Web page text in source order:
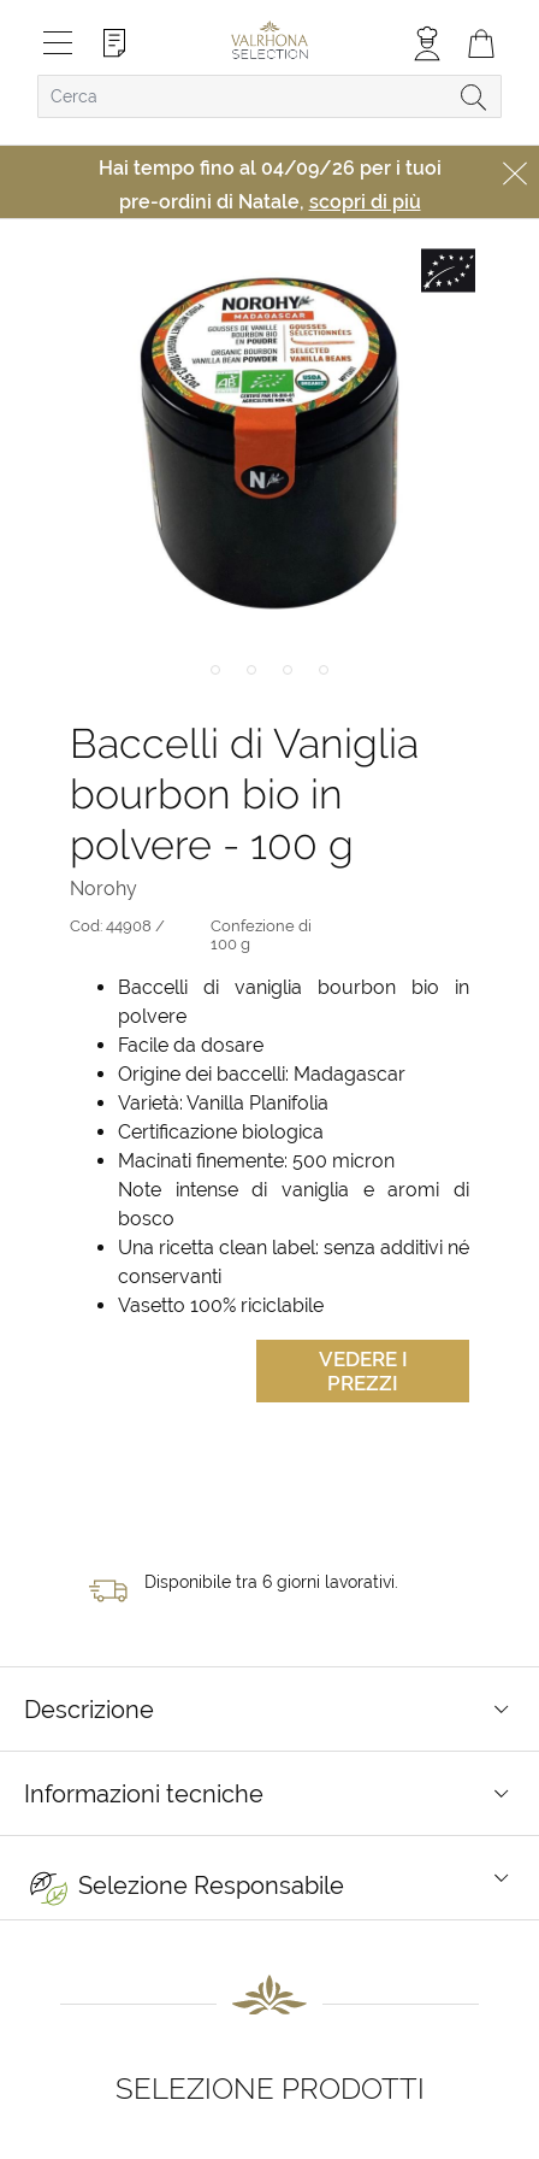
Hai tempo fino al 04/09/26 per i tuoi
pre-ordini di Natale, scopri di più
Baccelli di Vaniglia
bourbon bio in
polvere - 100 g
Norohy
Cod: 44908 /
Confezione di
100 g
Baccelli di vaniglia bourbon bio in
polvere
Facile da dosare
Origine dei baccelli: Madagascar
Varietà: Vanilla Planifolia
Certificazione biologica
Macinati finemente: 500 micron
Note intense di vaniglia e aromi di
bosco
Una ricetta clean label: senza additivi né
conservanti
Vasetto 100% riciclabile
VEDERE I
PREZZI
Disponibile tra 6 giorni lavorativi.
Descrizione
Informazioni tecniche
Selezione Responsabile
SELEZIONE PRODOTTI